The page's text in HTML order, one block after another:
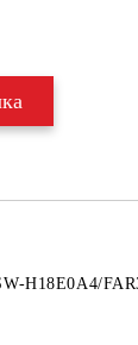
H18E0A4/